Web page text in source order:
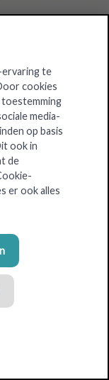
een passie
de pure smaak
van CRU willen
brengen
m²
te
cookies
media-
op basis
ook in
de
er ook alles